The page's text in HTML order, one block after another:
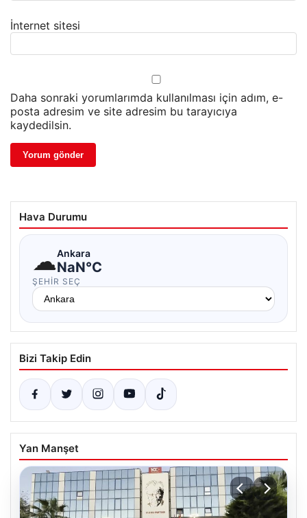
İnternet sitesi
Daha sonraki yorumlarımda kullanılması için adım, e-
posta adresim ve site adresim bu tarayıcıya
kaydedilsin.
Hava Durumu
☁Ankara
NaN°C
ŞEHIR SEÇ
Bizi Takip Edin
Yan Manşet